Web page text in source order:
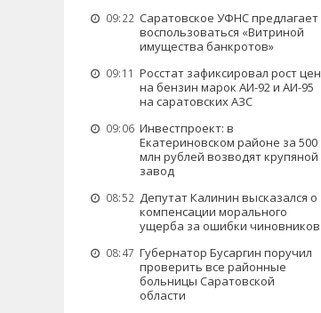
09:22 Саратовское УФНС предлагает
воспользоваться «Витриной
имущества банкротов»
09:11 Росстат зафиксировал рост цен
на бензин марок АИ-92 и АИ-95
на саратовских АЗС
09:06 Инвестпроект: в
Екатериновском районе за 500
млн рублей возводят крупяной
завод
08:52 Депутат Калинин высказался о
компенсации морального
ущерба за ошибки чиновников
08:47 Губернатор Бусаргин поручил
проверить все районные
больницы Саратовской
области